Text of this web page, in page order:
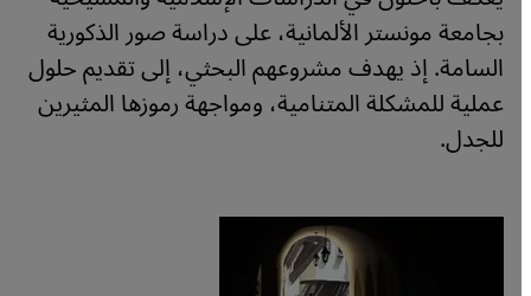
بجامعة مونستر الألمانية، على دراسة صور الذكورية
السامة. إذ يهدف مشروعهم البحثي، إلى تقديم حلول
عملية للمشكلة المتنامية، ومواجهة رموزها المثيرين
للجدل.